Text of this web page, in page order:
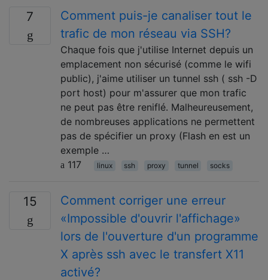
7
Comment puis-je canaliser tout le
trafic de mon réseau via SSH?
Chaque fois que j'utilise Internet depuis un
emplacement non sécurisé (comme le wifi
public), j'aime utiliser un tunnel ssh ( ssh -D
port host) pour m'assurer que mon trafic
ne peut pas être reniflé. Malheureusement,
de nombreuses applications ne permettent
pas de spécifier un proxy (Flash en est un
exemple …
117
linux ssh proxy tunnel socks
15
Comment corriger une erreur
«Impossible d'ouvrir l'affichage»
lors de l'ouverture d'un programme
X après ssh avec le transfert X11
activé?